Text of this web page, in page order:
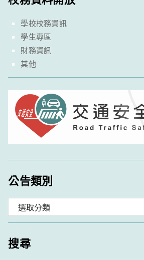
學校校務資訊
學生專區
財務資訊
其他
公告類別
類
搜尋